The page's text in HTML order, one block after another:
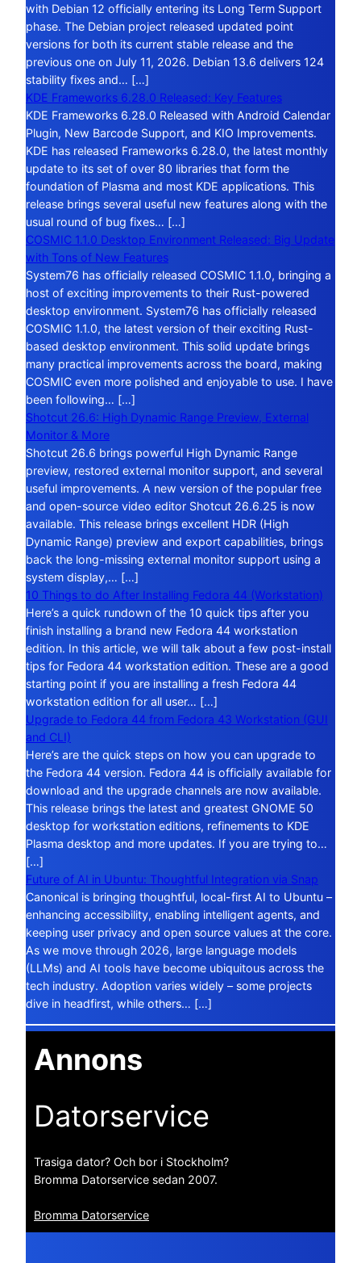
with Debian 12 officially entering its Long Term Support
phase. The Debian project released updated point
versions for both its current stable release and the
previous one on July 11, 2026. Debian 13.6 delivers 124
stability fixes and… […]
KDE Frameworks 6.28.0 Released: Key Features
KDE Frameworks 6.28.0 Released with Android Calendar
Plugin, New Barcode Support, and KIO Improvements.
KDE has released Frameworks 6.28.0, the latest monthly
update to its set of over 80 libraries that form the
foundation of Plasma and most KDE applications. This
release brings several useful new features along with the
usual round of bug fixes… […]
COSMIC 1.1.0 Desktop Environment Released: Big Update
with Tons of New Features
System76 has officially released COSMIC 1.1.0, bringing a
host of exciting improvements to their Rust-powered
desktop environment. System76 has officially released
COSMIC 1.1.0, the latest version of their exciting Rust-
based desktop environment. This solid update brings
many practical improvements across the board, making
COSMIC even more polished and enjoyable to use. I have
been following… […]
Shotcut 26.6: High Dynamic Range Preview, External
Monitor & More
Shotcut 26.6 brings powerful High Dynamic Range
preview, restored external monitor support, and several
useful improvements. A new version of the popular free
and open-source video editor Shotcut 26.6.25 is now
available. This release brings excellent HDR (High
Dynamic Range) preview and export capabilities, brings
back the long-missing external monitor support using a
system display,… […]
10 Things to do After Installing Fedora 44 (Workstation)
Here’s a quick rundown of the 10 quick tips after you
finish installing a brand new Fedora 44 workstation
edition. In this article, we will talk about a few post-install
tips for Fedora 44 workstation edition. These are a good
starting point if you are installing a fresh Fedora 44
workstation edition for all user… […]
Upgrade to Fedora 44 from Fedora 43 Workstation (GUI
and CLI)
Here’s are the quick steps on how you can upgrade to
the Fedora 44 version. Fedora 44 is officially available for
download and the upgrade channels are now available.
This release brings the latest and greatest GNOME 50
desktop for workstation editions, refinements to KDE
Plasma desktop and more updates. If you are trying to…
[…]
Future of AI in Ubuntu: Thoughtful Integration via Snap
Canonical is bringing thoughtful, local-first AI to Ubuntu –
enhancing accessibility, enabling intelligent agents, and
keeping user privacy and open source values at the core.
As we move through 2026, large language models
(LLMs) and AI tools have become ubiquitous across the
tech industry. Adoption varies widely – some projects
dive in headfirst, while others… […]
Annons
Datorservice
Trasiga dator? Och bor i Stockholm?
Bromma Datorservice sedan 2007.
Bromma Datorservice